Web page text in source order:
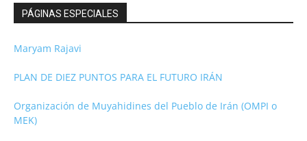
PÁGINAS ESPECIALES
Maryam Rajavi
PLAN DE DIEZ PUNTOS PARA EL FUTURO IRÁN
Organización de Muyahidines del Pueblo de Irán (OMPI o
MEK)